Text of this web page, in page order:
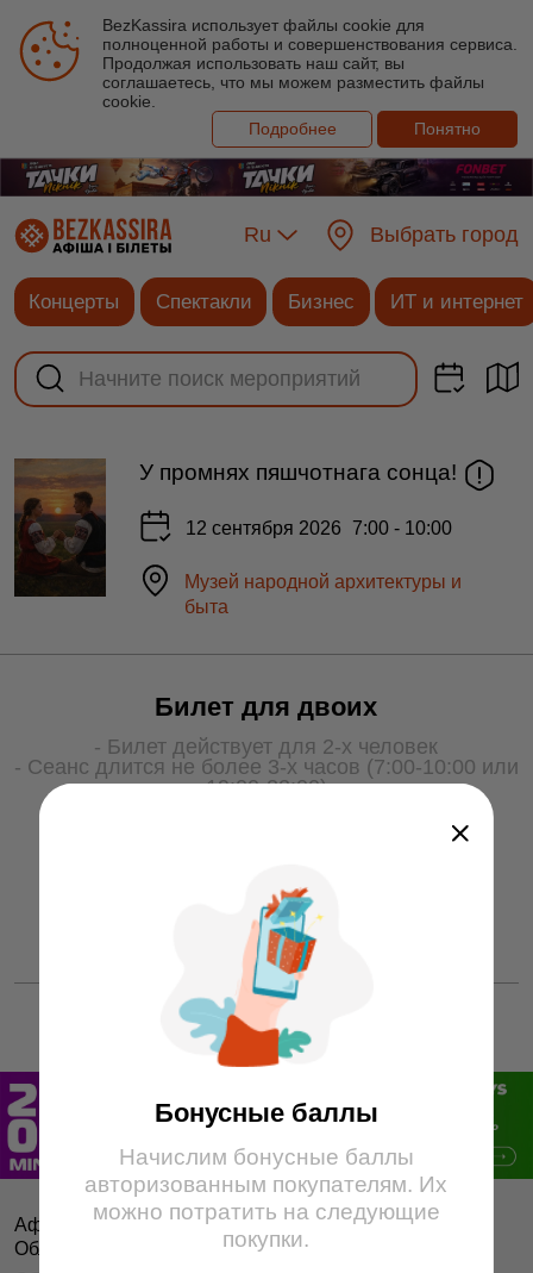
BezKassira использует файлы cookie для
полноценной работы и совершенствования сервиса.
Продолжая использовать наш сайт, вы
соглашаетесь, что мы можем разместить файлы
cookie.
Подробнее
Понятно
Ru Выбрать город
Концерты Спектакли Бизнес ИТ и интернет
Бонусные баллы
Начислим бонусные баллы
авторизованным покупателям. Их
можно потратить на следующие
покупки.
У промнях пяшчотнага сонца!
12 сентября 2026 7:00 - 10:00
Музей народной архитектуры и
быта
Билет для двоих
- Билет действует для 2-х человек
- Сеанс длится не более 3-х часов (7:00-10:00 или
19:00-22:00)
Афіша і білеты BezKassira.by ©
Облачная система продажи билетов, 2013 — 2026